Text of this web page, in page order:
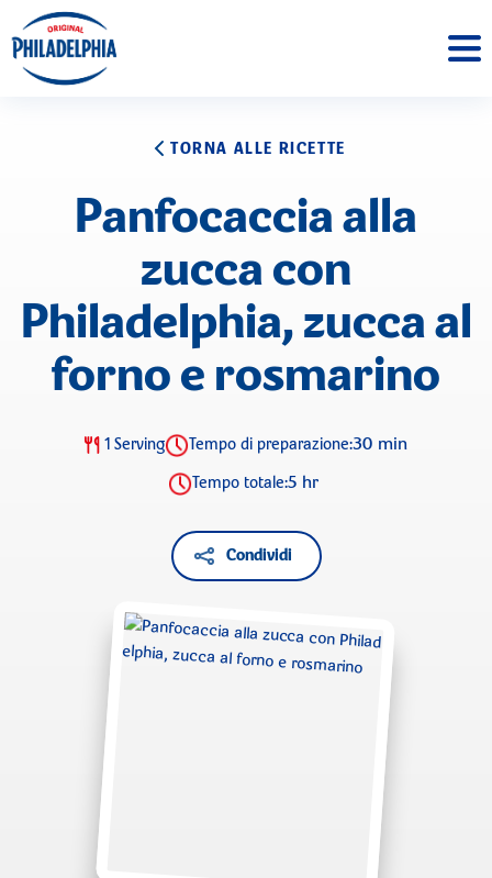
TORNA ALLE RICETTE
Panfocaccia alla
zucca con
Philadelphia, zucca al
forno e rosmarino
1 Serving Tempo di preparazione:30 min
Tempo totale:5 hr
Condividi